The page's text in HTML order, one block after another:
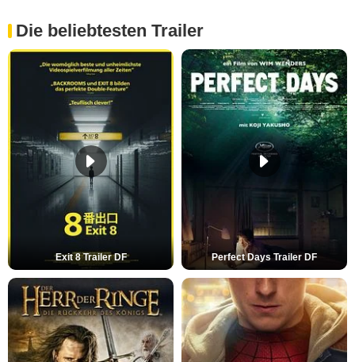
Die beliebtesten Trailer
Exit 8 Trailer DF Perfect Days Trailer DF